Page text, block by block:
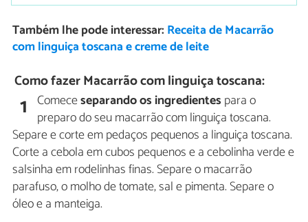
Também lhe pode interessar: Receita de Macarrão
com linguiça toscana e creme de leite
Como fazer Macarrão com linguiça toscana:
1 Comeceseparando os ingredientes para o
preparo do seu macarrão com linguiça toscana.
Separe e corte em pedaços pequenos a linguiça toscana.
Corte a cebola em cubos pequenos e a cebolinha verde e
salsinha em rodelinhas finas. Separe o macarrão
parafuso, o molho de tomate, sal e pimenta. Separe o
óleo e a manteiga.